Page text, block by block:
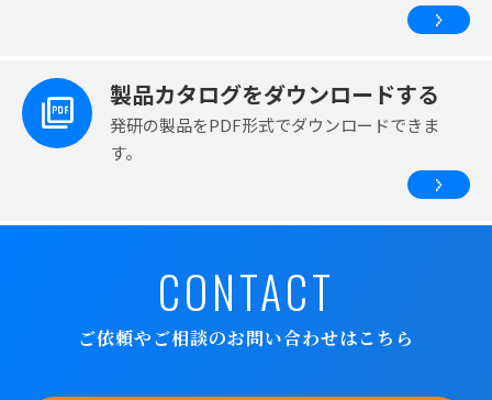
picture_as_pdf 製品カタログをダウンロードする
発研の製品をPDF形式でダウンロードできま
す。
CONTACT
ご依頼やご相談のお問い合わせはこちら